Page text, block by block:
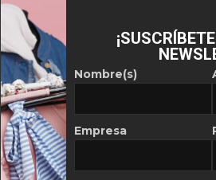
Nombre(s)
Empresa